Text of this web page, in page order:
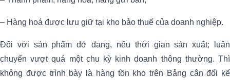
– Hàng hoá được lưu giữ tại kho bảo thuế của doanh nghiệp.
Đối với sản phẩm dở dang, nếu thời gian sản xuất; luân
chuyển vượt quá một chu kỳ kinh doanh thông thường. Thì
không được trình bày là hàng tồn kho trên Bảng cân đối kế